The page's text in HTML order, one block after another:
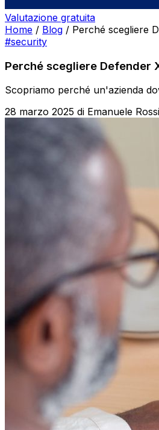
Valutazione gratuita
Home / Blog / Perché scegliere
#security
Perché scegliere Defender
Scopriamo perché un'azienda
28 marzo 2025 di Emanuele Rossi